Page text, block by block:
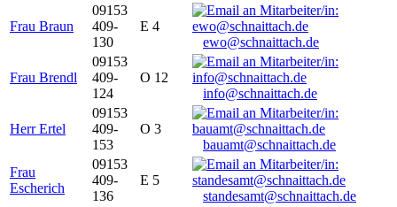
Frau Braun
09153
409-
130
E 4
ewo@schnaittach.de
Frau Brendl
09153
409-
124
O 12
info@schnaittach.de
Herr Ertel
09153
409-
153
O 3
bauamt@schnaittach.de
Frau
Escherich
09153
409-
136
E 5
standesamt@schnaittach.de